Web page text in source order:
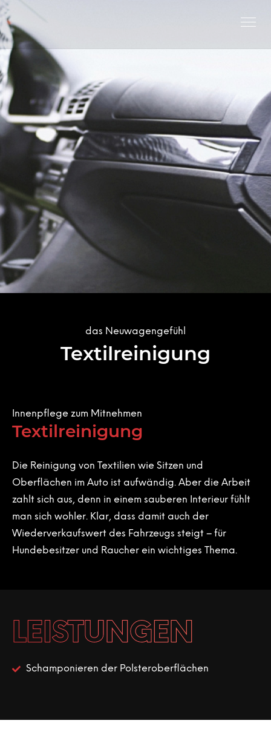
das Neuwagengefühl
Textilreinigung
Innenpflege zum Mitnehmen
Textilreinigung
Die Reinigung von Textilien wie Sitzen und
Oberflächen im Auto ist aufwändig. Aber die Arbeit
zahlt sich aus, denn in einem sauberen Interieur fühlt
man sich wohler. Klar, dass damit auch der
Wiederverkaufswert des Fahrzeugs steigt – für
Hundebesitzer und Raucher ein wichtiges Thema.
LEISTUNGEN
Schamponieren der Polsteroberflächen